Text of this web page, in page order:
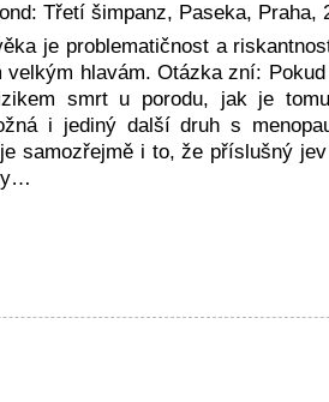
Třetí šimpanz, Paseka, Praha,
je problematičnost a
velkým hlavám. Otázka zní:
smrt u porodu, jak je
i jediný další druh s
samozřejmě i to, že příslušný